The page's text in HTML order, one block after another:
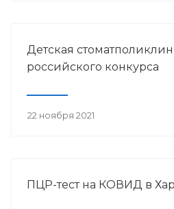
Детская
российского конкурса
22 ноября 2021
ПЦР-тест на КОВИД в